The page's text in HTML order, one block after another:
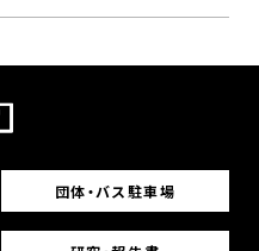
団体・バス駐車場